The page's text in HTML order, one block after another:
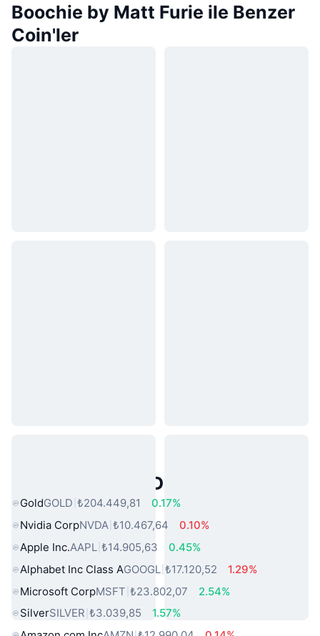
Boochie by Matt Furie ile Benzer
Coin'ler
Popüler Gerçek Dünya Varlıkları
GoldGOLD ₺204.449,81
0.17%
Nvidia CorpNVDA ₺10.467,64
0.10%
Apple Inc.AAPL ₺14.905,63
0.45%
Alphabet Inc Class AGOOGL ₺17.120,52
1.29%
Microsoft CorpMSFT ₺23.802,07
2.54%
SilverSILVER ₺3.039,85
1.57%